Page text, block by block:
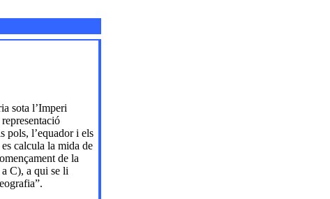
sota l’Imperi
pols, l’equador i els
calcula la mida de
de la
C), a qui se li